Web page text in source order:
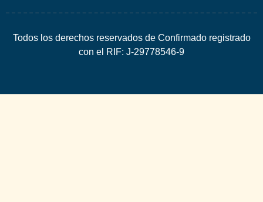
Todos los derechos reservados de Confirmado registrado
con el RIF: J-29778546-9